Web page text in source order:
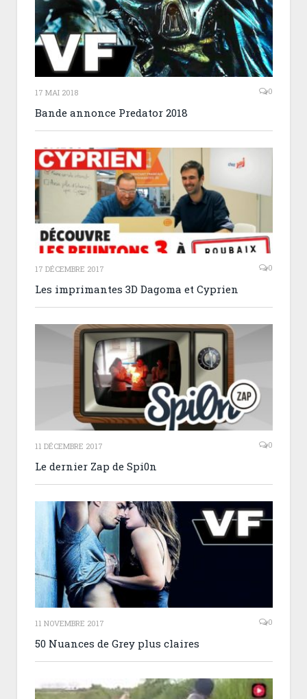
17 MAI 2018 0
Bande annonce Predator 2018
17 DÉCEMBRE 2017 0
Les imprimantes 3D Dagoma et Cyprien
11 DÉCEMBRE 2017 0
Le dernier Zap de Spi0n
11 NOVEMBRE 2017 0
50 Nuances de Grey plus claires